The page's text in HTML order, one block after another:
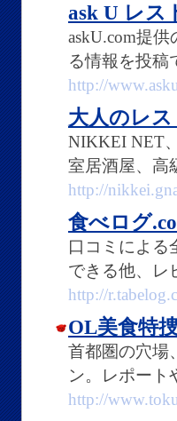
ask U レス
askU.com提
る情報を投稿
http://
大人のレ
NIKKEI NET
室居酒屋、高
http://
食べログ
口コミによる
できる他、レ
http://
OL美食特
首都圏の穴場
ン。レポート
http://